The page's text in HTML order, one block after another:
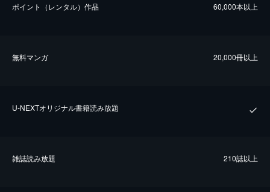
ポイント（レンタル）作品 60,000本以上
無料マンガ 20,000冊以上
U-NEXTオリジナル書籍読み放題
雑誌読み放題 210誌以上